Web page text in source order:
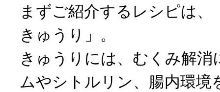
まずご紹介するレシピは、
きゅうり」。
きゅうりには、むくみ解消
ムやシトルリン、腸内環境